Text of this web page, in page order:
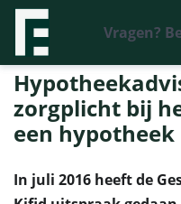
Vragen?
Financieel Recht Advocaten >
schendt zorgplicht bij het
zorgplicht bij
een hypotheek
In juli 2016 heeft de